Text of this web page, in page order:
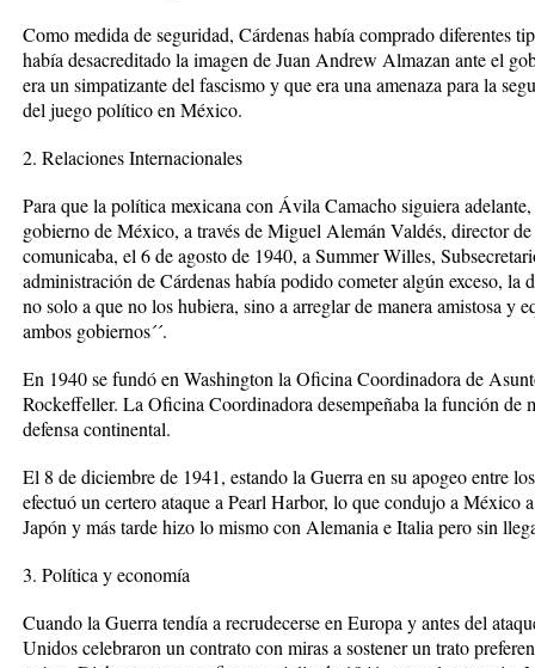
Como medida de seguridad, Cárdenas había comprado diferentes
había desacreditado la imagen de Juan Andrew Almazan ante el
era un simpatizante del fascismo y que era una amenaza para la
del juego político en México.
2. Relaciones Internacionales
Para que la política mexicana con Ávila Camacho siguiera
gobierno de México, a través de Miguel Alemán Valdés, director
comunicaba, el 6 de agosto de 1940, a Summer Willes,
administración de Cárdenas había podido cometer algún exceso, la
no solo a que no los hubiera, sino a arreglar de manera amistosa y
ambos gobiernos´´.
En 1940 se fundó en Washington la Oficina Coordinadora de
Rockeffeller. La Oficina Coordinadora desempeñaba la función de
defensa continental.
El 8 de diciembre de 1941, estando la Guerra en su apogeo entre
efectuó un certero ataque a Pearl Harbor, lo que condujo a México
Japón y más tarde hizo lo mismo con Alemania e Italia pero sin
3. Política y economía
Cuando la Guerra tendía a recrudecerse en Europa y antes del
Unidos celebraron un contrato con miras a sostener un trato